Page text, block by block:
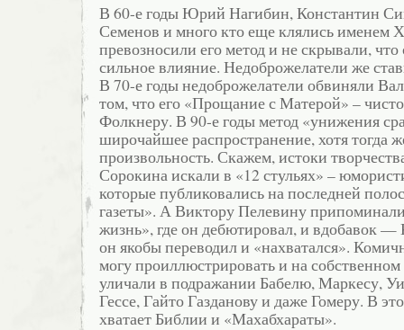
В 60-е годы Юрий Нагибин, Константин
Семенов и много кто еще клялись именем
превозносили его метод и не скрывали,
сильное влияние. Недоброжелатели же
В 70-е годы недоброжелатели обвиняли
том, что его «Прощание с Матерой» –
Фолкнеру. В 90-е годы метод «унижения
широчайшее распространение, хотя тогда
произвольность. Скажем, истоки
Сорокина искали в «12 стульях» –
которые публиковались на последней
газеты». А Виктору Пелевину
жизнь», где он дебютировал, и вдобавок —
он якобы переводил и «нахватался».
могу проиллюстрировать и на
уличали в подражании Бабелю, Маркесу,
Гессе, Гайто Газданову и даже Гомеру. В
хватает Библии и «Махабхараты».